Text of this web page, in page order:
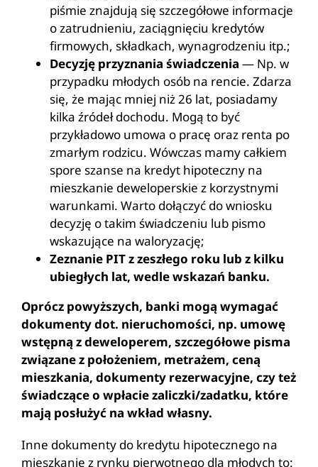
piśmie znajdują się szczegółowe informacje
o zatrudnieniu, zaciągnięciu kredytów
firmowych, składkach, wynagrodzeniu itp.;
Decyzję przyznania świadczenia — Np. w
przypadku młodych osób na rencie. Zdarza
się, że mając mniej niż 26 lat, posiadamy
kilka źródeł dochodu. Mogą to być
przykładowo umowa o pracę oraz renta po
zmarłym rodzicu. Wówczas mamy całkiem
spore szanse na kredyt hipoteczny na
mieszkanie deweloperskie z korzystnymi
warunkami. Warto dołączyć do wniosku
decyzję o takim świadczeniu lub pismo
wskazujące na waloryzację;
Zeznanie PIT z zeszłego roku lub z kilku
ubiegłych lat, wedle wskazań banku.
Oprócz powyższych, banki mogą wymagać
dokumenty dot. nieruchomości, np. umowę
wstępną z deweloperem, szczegółowe pisma
związane z położeniem, metrażem, ceną
mieszkania, dokumenty rezerwacyjne, czy też
świadczące o wpłacie zaliczki/zadatku, które
mają posłużyć na wkład własny.
Inne dokumenty do kredytu hipotecznego na
mieszkanie z rynku pierwotnego dla młodych to: